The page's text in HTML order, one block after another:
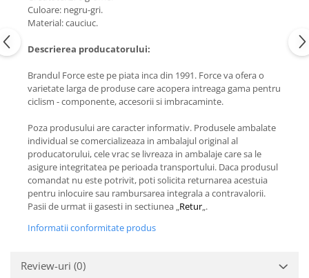
Culoare: negru-gri.
Material: cauciuc.
Descrierea producatorului:
Brandul Force este pe piata inca din 1991. Force va ofera o
varietate larga de produse care acopera intreaga gama pentru
ciclism - componente, accesorii si imbracaminte.
Poza produsului are caracter informativ. Produsele ambalate
individual se comercializeaza in ambalajul original al
producatorului, cele vrac se livreaza in ambalaje care sa le
asigure integritatea pe perioada transportului. Daca produsul
comandat nu este potrivit, poti solicita returnarea acestuia
pentru inlocuire sau rambursarea integrala a contravalorii.
Pasii de urmat ii gasesti in sectiunea „Retur„.
Informatii conformitate produs
Review-uri (0)